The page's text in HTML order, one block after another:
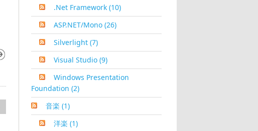
.Net Framework (10)
ASP.NET/Mono (26)
Silverlight (7)
Visual Studio (9)
Windows Presentation
Foundation (2)
音楽 (1)
洋楽 (1)